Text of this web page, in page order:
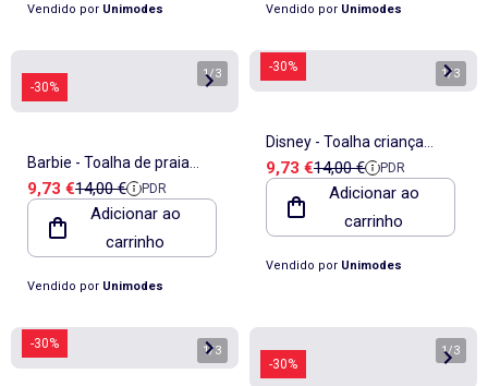
Vendido por Unimodes Vendido por Unimodes
-30%
1/3
Barbie - Toalha de praia
menina com personagem
Preço de venda
9,73 €Preço de referência
14,00 € PDR
Adicionar ao
carrinho
Vendido por Unimodes
-30% 1/3
Disney - Toalha criança
estampada
Preço de venda
9,73 €Preço de referência
14,00 € PDR
Adicionar ao
carrinho
Vendido por Unimodes
-30% 1/3
-30%
1/3